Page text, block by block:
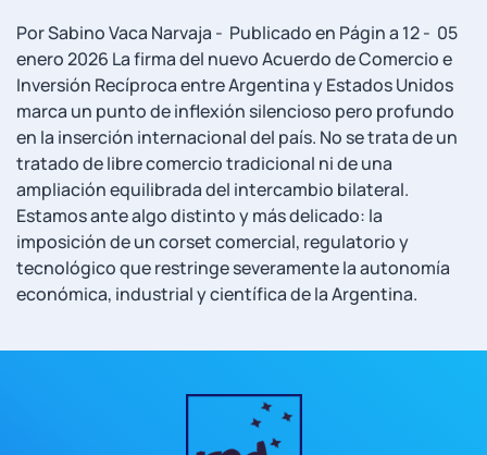
Por Sabino Vaca Narvaja - Publicado en Págin a 12 - 05
enero 2026 La firma del nuevo Acuerdo de Comercio e
Inversión Recíproca entre Argentina y Estados Unidos
marca un punto de inflexión silencioso pero profundo
en la inserción internacional del país. No se trata de un
tratado de libre comercio tradicional ni de una
ampliación equilibrada del intercambio bilateral.
Estamos ante algo distinto y más delicado: la
imposición de un corset comercial, regulatorio y
tecnológico que restringe severamente la autonomía
económica, industrial y científica de la Argentina.